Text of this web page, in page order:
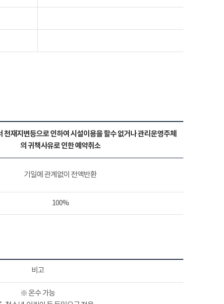
천재지변등으로 인하여 시설이용을 할수 없거나 관리운영주체
의 귀책사유로 인한 예약취소
기일에 관계없이 전액반환
100%
비고
※ 온수 가능